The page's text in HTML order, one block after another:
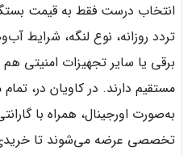
انتخاب درست فقط به قیمت
تردد روزانه، نوع لنگه، شرایط
برقی یا سایر تجهیزات امنیتی هم
مستقیم دارند. در کاویان در،
به‌صورت اورجینال، همراه با
تخصصی عرضه می‌شوند تا